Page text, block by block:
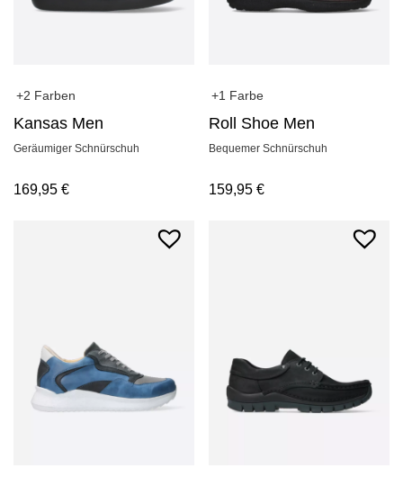
+2 Farben
Kansas Men
Geräumiger Schnürschuh
169,95 €
+1 Farbe
Roll Shoe Men
Bequemer Schnürschuh
159,95€